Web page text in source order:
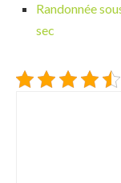
Randonnée
sec